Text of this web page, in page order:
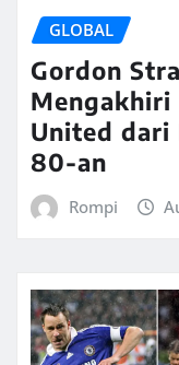
GLOBAL
Gordon
Mengakhiri
United dari
80-an
Rompi